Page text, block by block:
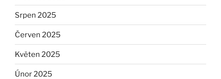
Srpen 2025
Červen 2025
Květen 2025
Únor 2025